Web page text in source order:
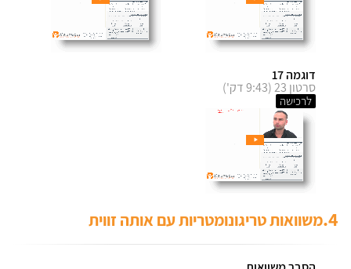
דוגמה 17
סרטון 23 (9:43 דק')
לרכישה
4. משוואות טריגונומטריות עם אותה זווית